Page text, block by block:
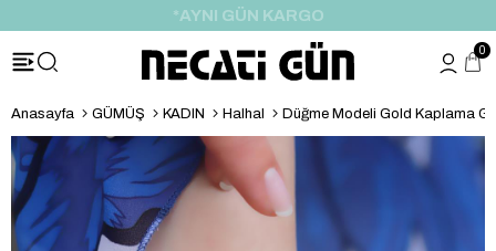
*HEDİYE PAKETİ & NOTU
0
Anasayfa GÜMÜŞ KADIN Halhal Düğme Modeli Gold Kaplama